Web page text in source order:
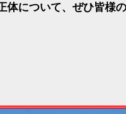
体について、ぜひ皆様